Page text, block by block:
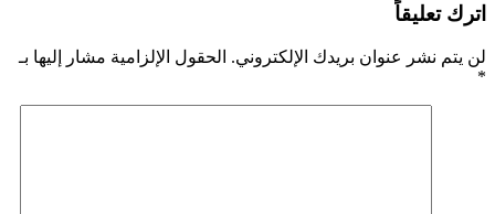
اترك تعليقاً
لن يتم نشر عنوان بريدك الإلكتروني. الحقول الإلزامية مشار إليها بـ
*